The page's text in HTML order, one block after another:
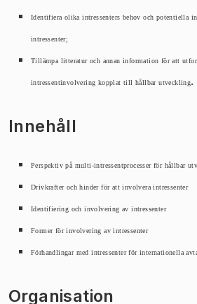
Identifiera olika intressenters behov och potentiella
intressenter;
Tillämpa litteratur och annan information för att
intressentinvolvering kopplat till hållbar utveckling.
Innehåll
Perspektiv på multi-intressentprocesser för hållbar
Drivkrafter och hinder för att involvera intressenter
Identifiering och involvering av intressenter
Former för involvering av intressenter
Förhandlingar med intressenter för internationella
Organisation